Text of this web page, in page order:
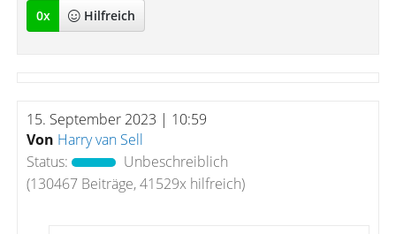
0x Hilfreich
15. September 2023 | 10:59
Von Harry van Sell
Status:
Unbeschreiblich
(130467 Beiträge, 41529x hilfreich)